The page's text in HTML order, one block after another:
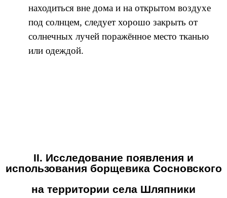
находиться вне дома и на открытом воздухе
под солнцем, следует хорошо закрыть от
солнечных лучей поражённое место тканью
или одеждой.
II. Исследование появления и
использования борщевика Сосновского
на территории села Шляпники